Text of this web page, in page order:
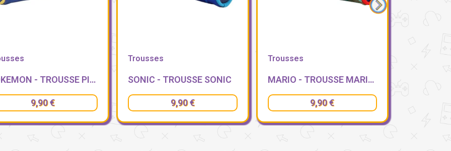
- TROUSSE SONIC
9,90 €
Trousses
MARIO - TROUSSE MARIO & LUIGI
9,90 €
Trousses
SONIC - BLUE LAY - TROUSSE TRIPLE 23X11X10CM
15,90 €
Trousses